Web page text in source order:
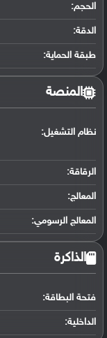
الحجم:
الدقة:
طبقة الحماية:
المنصة
نظام التشغيل:
الرقاقة:
المعالج:
المعالج الرسومي:
الذاكرة
فتحة البطاقة:
الداخلية: